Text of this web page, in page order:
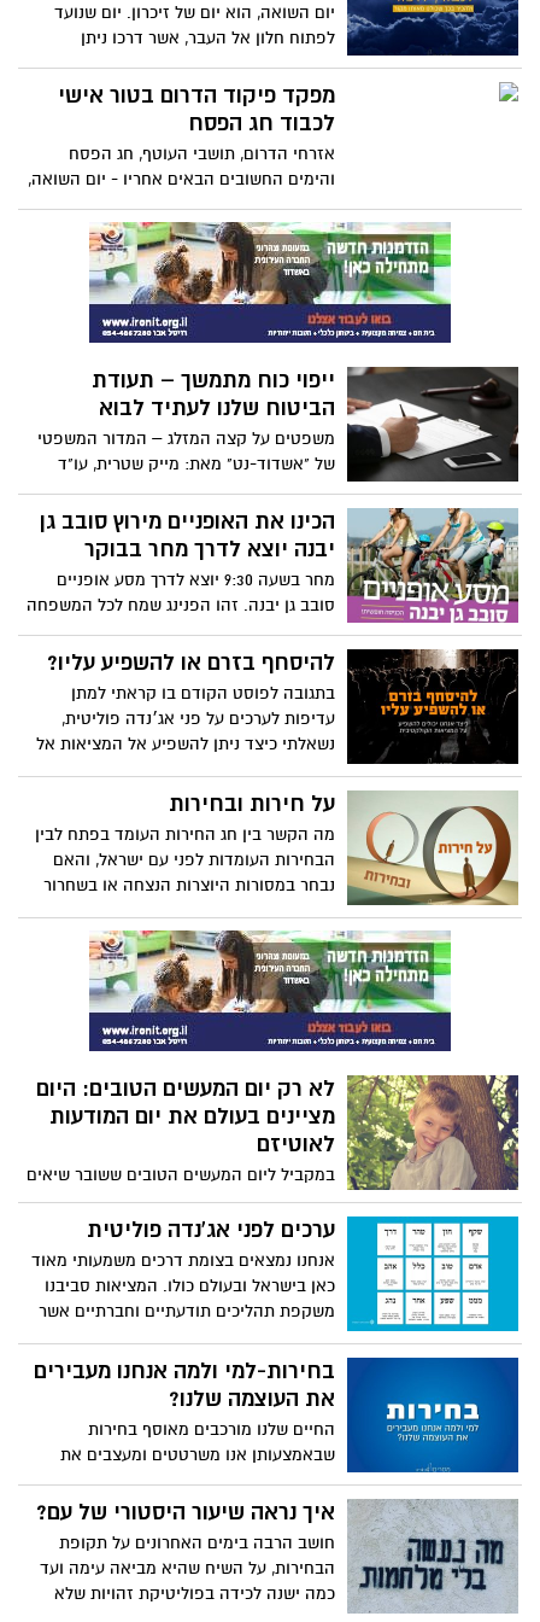
בהם שלא יתלוננו בפעם הבאה כשהם
בשקט ותסבלו " האמנם ?
יום השואה, הוא יום של זיכרון. יום שנועד
לפתוח חלון אל העבר, אשר דרכו ניתן
להתבונן על תקופה אפלה בתולדות האנושות,
להכיר בה, ללמוד ממנה, ליישם את לקחיה
ובכך להבטיח כי בעתיד לא תחזור האנושות
מפקד פיקוד הדרום בטור אישי
לכבוד חג הפסח
אזרחי הדרום, תושבי העוטף, חג הפסח
והימים החשובים הבאים אחריו - יום השואה,
יום הזיכרון ויום העצמאות, מהווים עבורי
הזדמנות טובה לכתוב לכם מספר מילים.
ייפוי כוח מתמשך – תעודת
הביטוח שלנו לעתיד לבוא
משפטים על קצה המזלג – המדור המשפטי
של "אשדוד-נט" מאת: מייק שטרית, עו"ד
הכינו את האופניים מירוץ סובב גן
יבנה יוצא לדרך מחר בבוקר
מחר בשעה 9:30 יוצא לדרך מסע אופניים
סובב גן יבנה. זהו הפנינג שמח לכל המשפחה
כשבמתחם הכינוס מחכים לכם בין השאר:
מתנפחים, עמדת הכנת שייקים באמצעות
פעילויות כיפיות וממריצות
להיסחף בזרם או להשפיע עליו?
בתגובה לפוסט הקודם בו קראתי למתן
עדיפות לערכים על פני אג׳נדה פוליטית,
נשאלתי כיצד ניתן להשפיע אל המציאות אל
רואים סביבנו. בפוסט זה אענה על השאלה
להשפיע על המציאות הקולקטיבית, לעצב
אותה ולשנותה.
על חירות ובחירות
מה הקשר בין חג החירות העומד בפתח לבין
הבחירות העומדות לפני עם ישראל, והאם
נבחר במסורות היוצרות הנצחה או בשחרור
לא רק יום המעשים הטובים: היום
מציינים בעולם את יום המודעות
לאוטיזם
במקביל ליום המעשים הטובים ששובר שיאים
בכמות המתנדבים באשדוד, היום (02.04)
מציינים ברחבי העולם את יום המודעות
הבינלאומי לאוטיזם, זאת במטרה להגביר את
המודעות לנושא. כמי שמחזיק בתיק צרכים
מיוחדים, המשנה לראש העיר - יניב קקון,
הורה עם ילד עם צרכים מיוחדים, חייכו אליו,
הציעו לו עזרה"
ערכים לפני אג'נדה פוליטית
אנחנו נמצאים בצומת דרכים משמעותי מאוד
כאן בישראל ובעולם כולו. המציאות סביבנו
משקפת תהליכים תודעתיים וחברתיים אשר
נמצאת בתהליך של ניוון תרבותי ואידאולוגי,
המקצין מאוד מגמות חברתיות, כלכליות
ופוליטיות המובילות לתרחישים מסוכנים.
בחירות-למי ולמה אנחנו מעבירים
את העוצמה שלנו?
החיים שלנו מורכבים מאוסף בחירות
שבאמצעותן אנו משרטטים ומעצבים את
המציאות שלנו. מערכת הבחירות בה אנו
מצויים, מדגישה ביתר שאת את השאלות
אנו מעבירים את העוצמה שלנו?
איך נראה שיעור היסטורי של עם?
חושב הרבה בימים האחרונים על תקופת
הבחירות, על השיח שהיא מביאה עימה ועד
כמה ישנה לכידה בפוליטיקת זהויות שלא